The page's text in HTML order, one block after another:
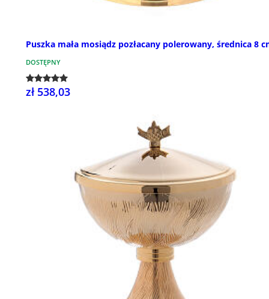
Puszka mała mosiądz pozłacany polerowany, średnica 8
DOSTĘPNY
zł 538,03